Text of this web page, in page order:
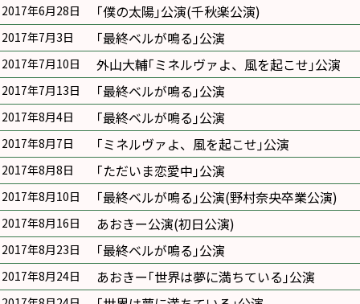
2017年6月28日 ｢僕の太陽｣公演(千秋楽公演)
2017年7月3日 ｢最終ベルが鳴る｣公演
2017年7月10日 外山大輔｢ミネルヴァよ、風を起こせ｣公演
2017年7月13日 ｢最終ベルが鳴る｣公演
2017年8月4日 ｢最終ベルが鳴る｣公演
2017年8月7日 ｢ミネルヴァよ、風を起こせ｣公演
2017年8月8日 ｢ただいま恋愛中｣公演
2017年8月10日 ｢最終ベルが鳴る｣公演(野村奈央卒業公演)
2017年8月16日 あおきー公演(初日公演)
2017年8月23日 ｢最終ベルが鳴る｣公演
2017年8月24日 あおきー｢世界は夢に満ちている｣公演